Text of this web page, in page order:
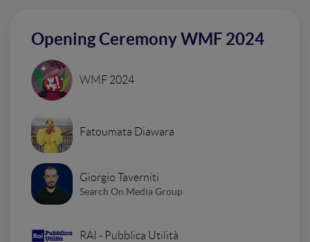
Opening Ceremony WMF 2024
WMF 2024
Fatoumata Diawara
Giorgio Taverniti
Search On Media Group
RAI - Pubblica Utilità